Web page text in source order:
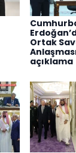
Ortak
açıklama